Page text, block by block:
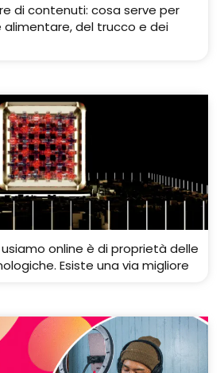
di contenuti: cosa serve per
del trucco e dei
online è di proprietà delle
Esiste una via migliore